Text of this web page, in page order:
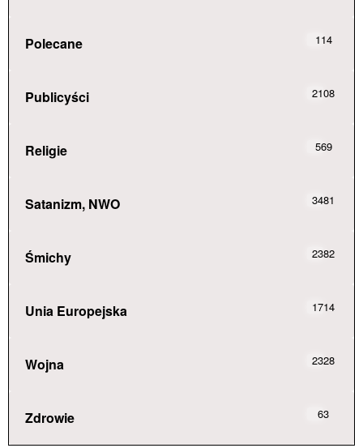
Polecane 114
Publicyści 2108
Religie 569
Satanizm, NWO 3481
Śmichy 2382
Unia Europejska 1714
Wojna 2328
Zdrowie 63